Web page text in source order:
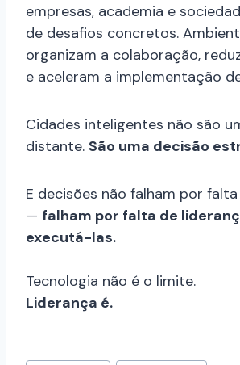
empresas, academia e
de desafios concretos.
organizam a colaboração,
e aceleram a implementação
Cidades inteligentes não são
distante. São uma decisão
E decisões não falham por
— falham por falta de
executá-las.
Tecnologia não é o limite.
Liderança é.